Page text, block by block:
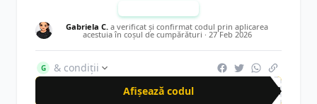
Gabriela C. a verificat și confirmat codul prin aplicarea
acestuia în coșul de cumpărături · 27 Feb 2026
G
& condiții
Afișează codul
DAR